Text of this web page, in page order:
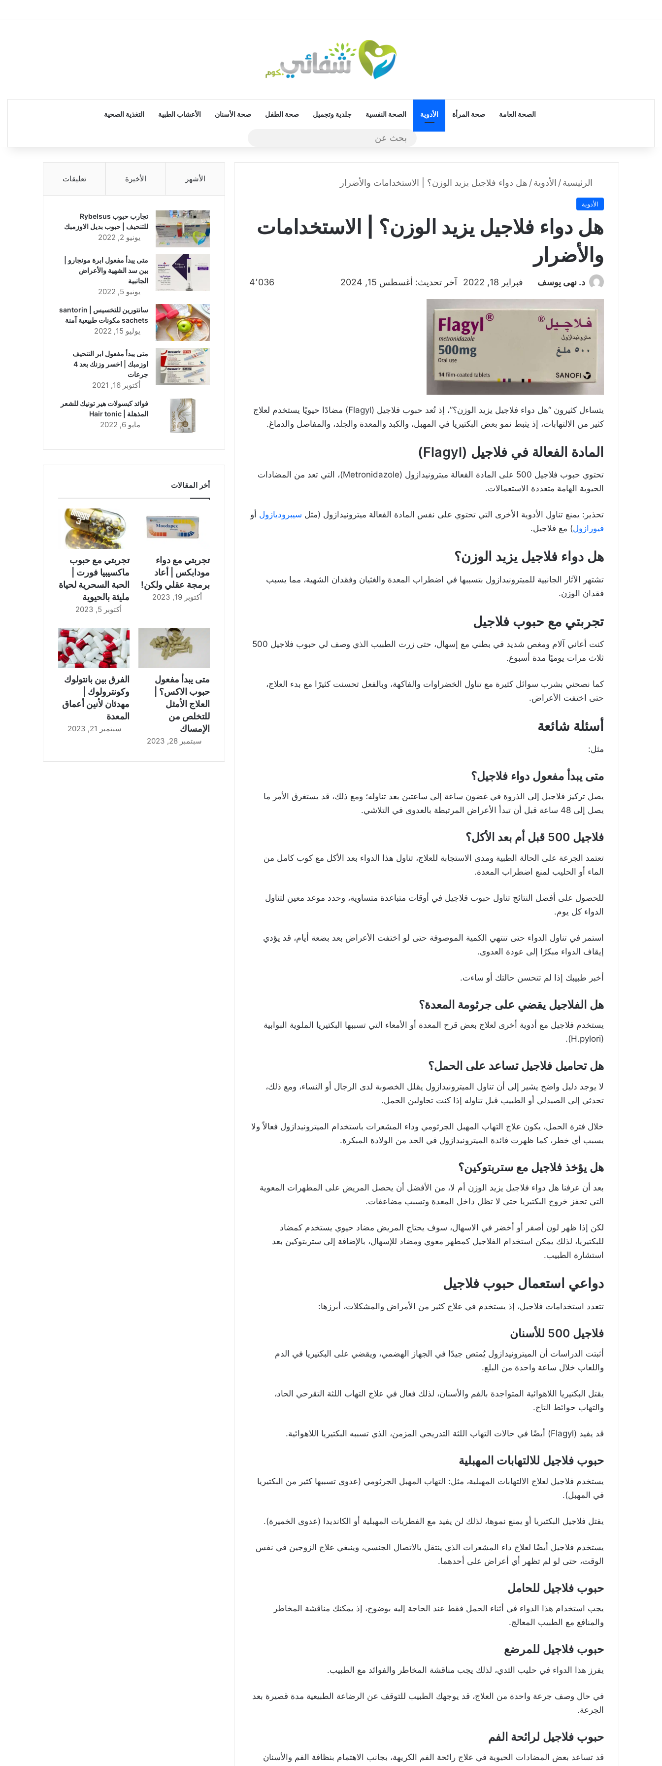
الرئيسيةالصحة العامة صحة المرأة الأدوية الصحة النفسية جلدية وتجميل صحة الطفل صحة الأسنان الأعشاب الطبية التغذية الصحية
الرئيسية/ الأدوية/ هل دواء فلاجيل يزيد الوزن؟ | الاستخدامات والأضرار
الأدوية
هل دواء فلاجيل يزيد الوزن؟ | الاستخدامات
والأضرار
د. نهى يوسف فبراير 18, 2022 آخر تحديث: أغسطس 15, 2024 4٬036
يتساءل كثيرون “هل دواء فلاجيل يزيد الوزن؟”، إذ تُعد حبوب فلاجيل (Flagyl) مضادًا حيويًا يستخدم لعلاج
كثير من الالتهابات، إذ يثبط نمو بعض البكتيريا في المهبل، والكبد والمعدة والجلد، والمفاصل والدماغ.
المادة الفعالة في فلاجيل (Flagyl)
تحتوي حبوب فلاجيل 500 على المادة الفعالة ميترونيدازول (Metronidazole)، التي تعد من المضادات
الحيوية الهامة متعددة الاستعمالات.
تحذير: يمنع تناول الأدوية الأخرى التي تحتوي على نفس المادة الفعالة ميترونيدازول (مثل سيبروديازول أو
فيورازول) مع فلاجيل.
هل دواء فلاجيل يزيد الوزن؟
تشتهر الآثار الجانبية للميترونيدازول بتسببها في اضطراب المعدة والغثيان وفقدان الشهية، مما يسبب
فقدان الوزن.
تجربتي مع حبوب فلاجيل
كنت أعاني آلام ومغص شديد في بطني مع إسهال، حتى زرت الطبيب الذي وصف لي حبوب فلاجيل 500
ثلاث مرات يوميًا مدة أسبوع.
كما نصحني بشرب سوائل كثيرة مع تناول الخضراوات والفاكهة، وبالفعل تحسنت كثيرًا مع بدء العلاج،
حتى اختفت الأعراض.
أسئلة شائعة
مثل:
متى يبدأ مفعول دواء فلاجيل؟
يصل تركيز فلاجيل إلى الذروة في غضون ساعة إلى ساعتين بعد تناوله؛ ومع ذلك، قد يستغرق الأمر ما
يصل إلى 48 ساعة قبل أن تبدأ الأعراض المرتبطة بالعدوى في التلاشي.
فلاجيل 500 قبل أم بعد الأكل ؟
تعتمد الجرعة على الحالة الطبية ومدى الاستجابة للعلاج، تناول هذا الدواء بعد الأكل مع كوب كامل من
الماء أو الحليب لمنع اضطراب المعدة.
للحصول على أفضل النتائج تناول حبوب فلاجيل في أوقات متباعدة متساوية، وحدد موعد معين لتناول
الدواء كل يوم.
استمر في تناول الدواء حتى تنتهي الكمية الموصوفة حتى لو اختفت الأعراض بعد بضعة أيام، قد يؤدي
إيقاف الدواء مبكرًا إلى عودة العدوى.
أخبر طبيبك إذا لم تتحسن حالتك أو ساءت.
هل الفلاجيل يقضي على جرثومة المعدة؟
يستخدم فلاجيل مع أدوية أخرى لعلاج بعض قرح المعدة أو الأمعاء التي تسببها البكتيريا الملوية البوابية
(H.pylori).
هل تحاميل فلاجيل تساعد على الحمل؟
لا يوجد دليل واضح يشير إلى أن تناول الميترونيدازول يقلل الخصوبة لدى الرجال أو النساء، ومع ذلك،
تحدثي إلى الصيدلي أو الطبيب قبل تناوله إذا كنت تحاولين الحمل.
خلال فترة الحمل، يكون علاج التهاب المهبل الجرثومي وداء المشعرات باستخدام الميترونيدازول فعالاً ولا
يسبب أي خطر، كما ظهرت فائدة الميترونيدازول في الحد من الولادة المبكرة.
هل يؤخذ فلاجيل مع ستربتوكين؟
بعد أن عرفنا هل دواء فلاجيل يزيد الوزن أم لا، من الأفضل أن يحصل المريض على المطهرات المعوية
التي تحفز خروج البكتيريا حتى لا تظل داخل المعدة وتسبب مضاعفات.
لكن إذا ظهر لون أصفر أو أخضر في الاسهال، سوف يحتاج المريض مضاد حيوي يستخدم كمضاد
للبكتيريا، لذلك يمكن استخدام الفلاجيل كمطهر معوي ومضاد للإسهال، بالإضافة إلى ستربتوكين بعد
استشارة الطبيب.
دواعي استعمال حبوب فلاجيل
تتعدد استخدامات فلاجيل، إذ يستخدم في علاج كثير من الأمراض والمشكلات، أبرزها:
فلاجيل 500 للأسنان
أثبتت الدراسات أن الميترونيدازول يُمتص جيدًا في الجهاز الهضمي، ويقضي على البكتيريا في الدم
واللعاب خلال ساعة واحدة من البلع.
يقتل البكتيريا اللاهوائية المتواجدة بالفم والأسنان، لذلك فعال في علاج التهاب اللثة التقرحي الحاد،
والتهاب حوائط التاج.
قد يفيد (Flagyl) أيضًا في حالات التهاب اللثة التدريجي المزمن، الذي تسببه البكتيريا اللاهوائية.
حبوب فلاجيل للالتهابات المهبلية
يستخدم فلاجيل لعلاج الالتهابات المهبلية، مثل: التهاب المهبل الجرثومي (عدوى تسببها كثير من البكتيريا
في المهبل).
يقتل فلاجيل البكتيريا أو يمنع نموها، لذلك لن يفيد مع الفطريات المهبلية أو الكانديدا (عدوى الخميرة).
يستخدم فلاجيل أيضًا لعلاج داء المشعرات الذي ينتقل بالاتصال الجنسي، وينبغي علاج الزوجين في نفس
الوقت، حتى لو لم تظهر أي أعراض على أحدهما.
حبوب فلاجيل للحامل
يجب استخدام هذا الدواء في أثناء الحمل فقط عند الحاجة إليه بوضوح، إذ يمكنك مناقشة المخاطر
والمنافع مع الطبيب المعالج.
حبوب فلاجيل للمرضع
يفرز هذا الدواء في حليب الثدي، لذلك يجب مناقشة المخاطر والفوائد مع الطبيب.
في حال وصف جرعة واحدة من العلاج، قد يوجهك الطبيب للتوقف عن الرضاعة الطبيعية مدة قصيرة بعد
الجرعة.
حبوب فلاجيل لرائحة الفم
قد تساعد بعض المضادات الحيوية في علاج رائحة الفم الكريهة، بجانب الاهتمام بنظافة الفم والأسنان
الأشهر الأخيرة تعليقات
تجارب حبوب Rybelsus
للتنحيف | حبوب بديل الاوزمبك
يونيو 2, 2022
متى يبدأ مفعول ابرة مونجارو |
بين سد الشهية والأعراض
الجانبية
يونيو 5, 2022
سانتورين للتخسيس | santorin
sachets مكونات طبيعية آمنة
يوليو 15, 2022
متى يبدأ مفعول ابر التنحيف
اوزمبك | اخسر وزنك بعد 4
جرعات
أكتوبر 16, 2021
فوائد كبسولات هير تونيك للشعر
المذهلة | Hair tonic
مايو 6, 2022
أخر المقالات
تجربتي مع دواء
مودابكس | أعاد
برمجة عقلي ولكن!
أكتوبر 19, 2023
تجربتي مع حبوب
ماكسيبيا فورت |
الحبة السحرية لحياة
مليئة بالحيوية
أكتوبر 5, 2023
متى يبدأ مفعول
حبوب الاكس؟ |
العلاج الأمثل
للتخلص من
الإمساك
سبتمبر 28, 2023
الفرق بين بانتولوك
وكونترولوك |
مهدئان لأنين أعماق
المعدة
سبتمبر 21, 2023